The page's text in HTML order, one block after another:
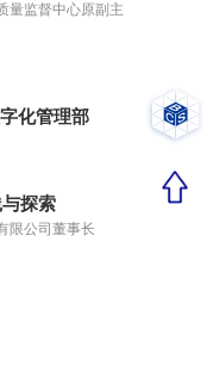
量监督中心原副主
化管理部
探索
限公司董事长